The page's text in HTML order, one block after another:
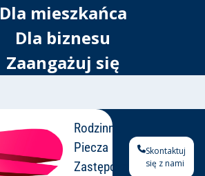
Dla mieszkańca
Dla biznesu
Zaangażuj się
Rodzinna
Piecza
Zastępcza
Skontaktuj
się z nami